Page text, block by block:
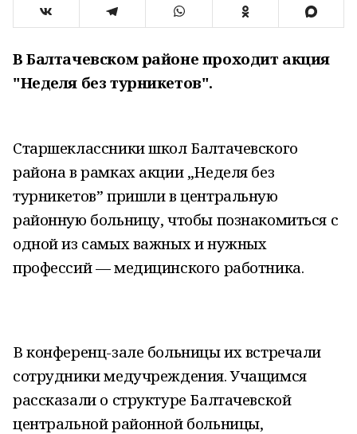
В Балтачевском районе проходит акция
"Неделя без турникетов".
Старшеклассники школ Балтачевского
района в рамках акции „Неделя без
турникетов” пришли в центральную
районную больницу, чтобы познакомиться с
одной из самых важных и нужных
профессий — медицинского работника.
В конференц-зале больницы их встречали
сотрудники медучреждения. Учащимся
рассказали о структуре Балтачевской
центральной районной больницы,